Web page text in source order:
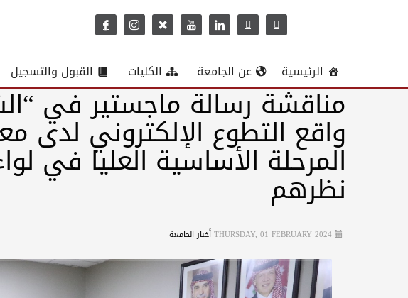
الرئيسية عن الجامعة الكليات القبول والتسجيل
مناقشة رسالة ماجستير في
واقع التطوع الإلكتروني لدى
المرحلة الأساسية العليا في
نظرهم
THURSDAY, 01 FEBRUARY 2024أخبار الجامعة